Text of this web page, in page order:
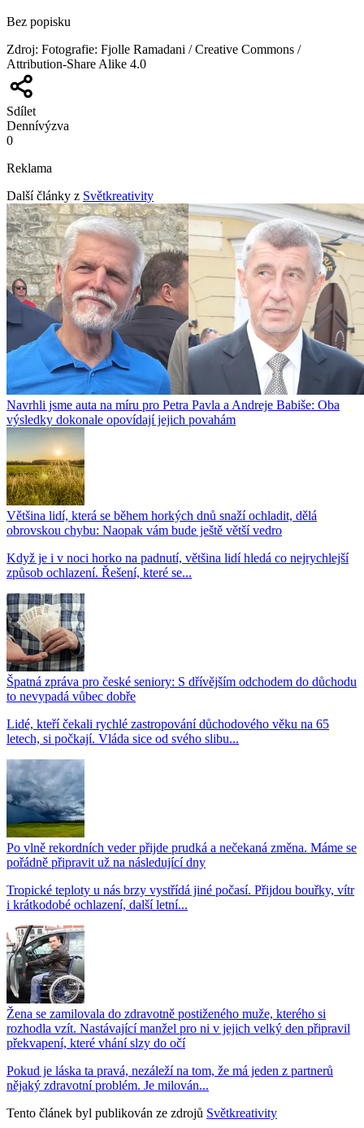
Bez popisku
Zdroj: Fotografie: Fjolle Ramadani / Creative Commons /
Attribution-Share Alike 4.0
Sdílet
Dennívýzva
0
Reklama
Další články z Světkreativity
Navrhli jsme auta na míru pro Petra Pavla a Andreje Babiše: Oba
výsledky dokonale opovídají jejich povahám
Většina lidí, která se během horkých dnů snaží ochladit, dělá
obrovskou chybu: Naopak vám bude ještě větší vedro
Když je i v noci horko na padnutí, většina lidí hledá co nejrychlejší
způsob ochlazení. Řešení, které se...
Špatná zpráva pro české seniory: S dřívějším odchodem do důchodu
to nevypadá vůbec dobře
Lidé, kteří čekali rychlé zastropování důchodového věku na 65
letech, si počkají. Vláda sice od svého slibu...
Po vlně rekordních veder přijde prudká a nečekaná změna. Máme se
pořádně připravit už na následující dny
Tropické teploty u nás brzy vystřídá jiné počasí. Přijdou bouřky, vítr
i krátkodobé ochlazení, další letní...
Žena se zamilovala do zdravotně postiženého muže, kterého si
rozhodla vzít. Nastávající manžel pro ni v jejich velký den připravil
překvapení, které vhání slzy do očí
Pokud je láska ta pravá, nezáleží na tom, že má jeden z partnerů
nějaký zdravotní problém. Je milován...
Tento článek byl publikován ze zdrojů Světkreativity